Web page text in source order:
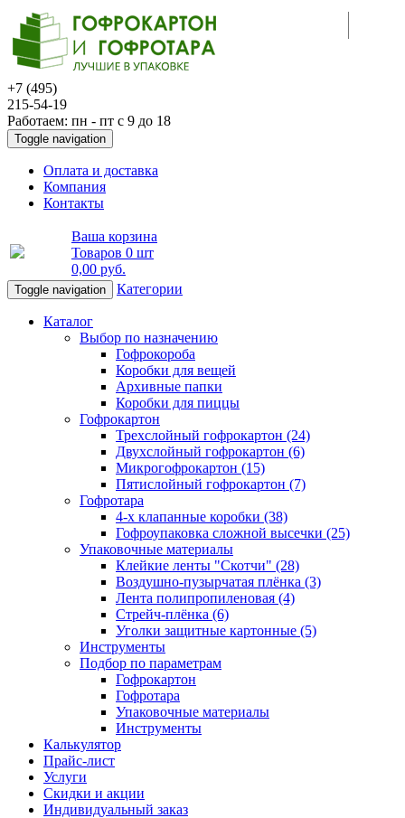
+7 (495)
215-54-19
Работаем: пн - пт с 9 до 18
Toggle navigation
Оплата и доставка
Компания
Контакты
Ваша корзина
Товаров 0 шт
0,00 руб.
Toggle navigation Категории
Каталог
Выбор по назначению
Гофрокороба
Коробки для вещей
Архивные папки
Коробки для пиццы
Гофрокартон
Трехслойный гофрокартон (24)
Двухслойный гофрокартон (6)
Микрогофрокартон (15)
Пятислойный гофрокартон (7)
Гофротара
4-х клапанные коробки (38)
Гофроупаковка сложной высечки (25)
Упаковочные материалы
Клейкие ленты "Скотчи" (28)
Воздушно-пузырчатая плёнка (3)
Лента полипропиленовая (4)
Стрейч-плёнка (6)
Уголки защитные картонные (5)
Инструменты
Подбор по параметрам
Гофрокартон
Гофротара
Упаковочные материалы
Инструменты
Калькулятор
Прайс-лист
Услуги
Скидки и акции
Индивидуальный заказ